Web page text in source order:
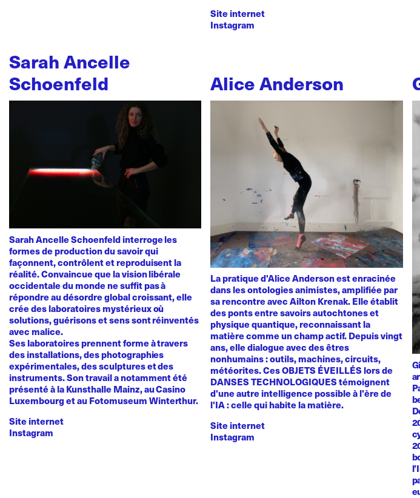
Site internet
Instagram
Sarah Ancelle
Schoenfeld
Sarah Ancelle Schoenfeld interroge les
formes de production du savoir qui
façonnent, contrôlent et reproduisent la
réalité. Convaincue que la vision libérale
occidentale du monde ne suffit pas à
répondre au désordre global croissant, elle
crée des laboratoires mystérieux où
solutions, guérisons et sens sont réinventés
avec malice.
Ses laboratoires prennent forme à travers
des installations, des photographies
expérimentales, des sculptures et des
instruments. Son travail a notamment été
présenté à la Kunsthalle Mainz, au Casino
Luxembourg et au Fotomuseum Winterthur.
Site internet
Instagram
Alice Anderson
La pratique d'Alice Anderson est enracinée
dans les ontologies animistes, amplifiée par
sa rencontre avec Ailton Krenak. Elle établit
des ponts entre savoirs autochtones et
physique quantique, reconnaissant la
matière comme un champ actif. Depuis vingt
ans, elle dialogue avec des êtres
nonhumains : outils, machines, circuits,
météorites. Ces OBJETS ÉVEILLÉS lors de
DANSES TECHNOLOGIQUES témoignent
d'une autre intelligence possible à l'ère de
l'IA : celle qui habite la matière.
Site internet
Instagram